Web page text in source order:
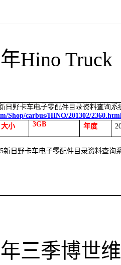
年Hino Truck
日野卡车电子零配件目录资料查询系
Shop/carbus/HINO/201302/
大小 3GB 年度
新日野卡车电子零配件目录资料查询
年三季博世